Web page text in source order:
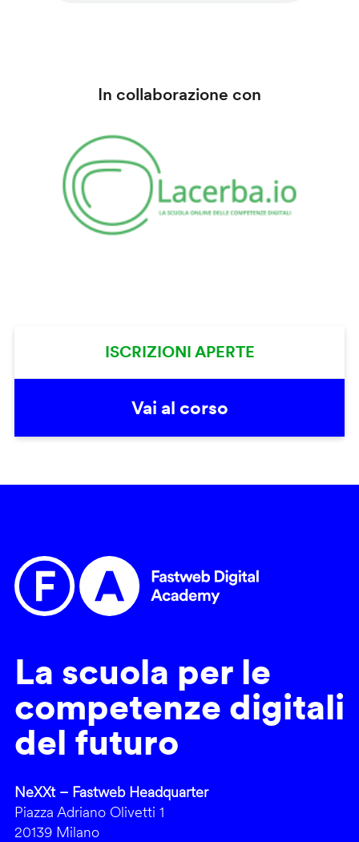
In collaborazione con
ISCRIZIONI APERTE
Vai al corso
La scuola per le
competenze digitali
del futuro
NeXXt – Fastweb Headquarter
Piazza Adriano Olivetti 1
20139 Milano